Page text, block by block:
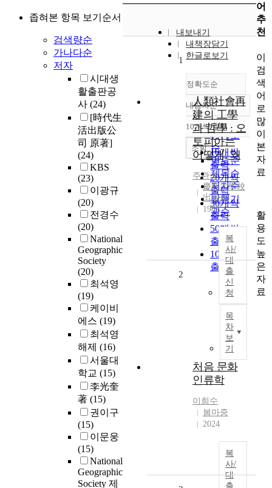
좁혀본 항목 보기순서
검색량순
가나다순
저자
시대생
활출판공
사 (24)
[時代生
活出版公
司 原著]
(24)
KBS
(23)
이광규
(20)
전경수
(20)
National
Geographic
Society
(20)
최석영
(19)
케이비
에스 (19)
최석영
해제 (16)
서울대
학교 (15)
李光奎
著 (15)
권이구
(15)
이문웅
(15)
National
Geographic
Society 제
내보내기
내책장담기
한글로보기
정확도순
정확도
순
인기도
순
연도순
제목순
저자순
발행기
관순
내림차순
내림차순
10개씩 출력
10개씩
출력
20개씩
출력
30개씩
출력
50개씩
출력
100개씩
출력
조회
1
人類社會再
建의 工學
과 哲學 : 오
토피아는
어떻게, 왜
주관중
慶熙大學校
出版局
1983
복
사/
대
출
신
청
목
차
보
기
2
처음 문화
인류학
이희수
봄마중
2024
복
사/
대
출
어
추
천
이
검
색
어
로
많
이
본
자
료
활
용
도
높
은
자
료